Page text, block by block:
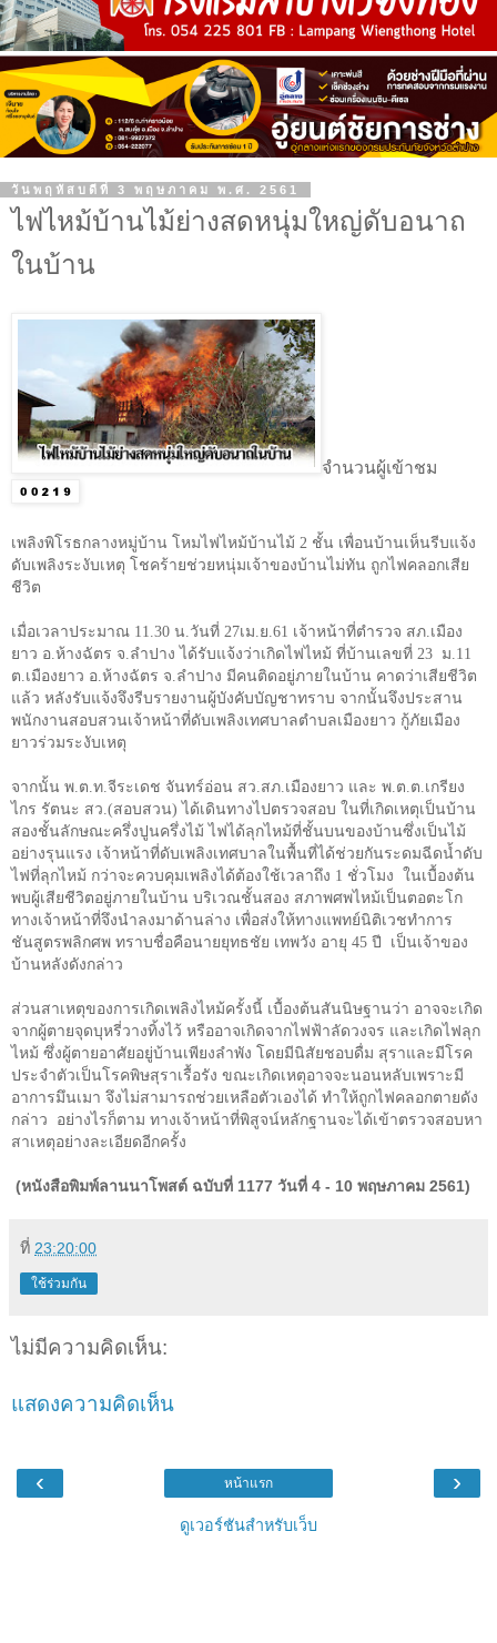
วันพฤหัสบดีที่ 3 พฤษภาคม พ.ศ. 2561
ไฟไหม้บ้านไม้ย่างสดหนุ่มใหญ่ดับอนาถ
ในบ้าน
จำนวนผู้เข้าชม
เพลิงพิโรธกลางหมู่บ้าน โหมไฟไหม้บ้านไม้ 2 ชั้น เพื่อนบ้านเห็นรีบแจ้ง
ดับเพลิงระงับเหตุ โชคร้ายช่วยหนุ่มเจ้าของบ้านไม่ทัน ถูกไฟคลอกเสีย
ชีวิต
เมื่อเวลาประมาณ 11.30 น.วันที่ 27เม.ย.61 เจ้าหน้าที่ตำรวจ สภ.เมือง
ยาว อ.ห้างฉัตร จ.ลำปาง ได้รับแจ้งว่าเกิดไฟไหม้ ที่บ้านเลขที่ 23 ม.11
ต.เมืองยาว อ.ห้างฉัตร จ.ลำปาง มีคนติดอยู่ภายในบ้าน คาดว่าเสียชีวิต
แล้ว หลังรับแจ้งจึงรีบรายงานผู้บังคับบัญชาทราบ จากนั้นจึงประสาน
พนักงานสอบสวนเจ้าหน้าที่ดับเพลิงเทศบาลตำบลเมืองยาว กู้ภัยเมือง
ยาวร่วมระงับเหตุ
จากนั้น พ.ต.ท.จีระเดช จันทร์อ่อน สว.สภ.เมืองยาว และ พ.ต.ต.เกรียง
ไกร รัตนะ สว.(สอบสวน) ได้เดินทางไปตรวจสอบ ในที่เกิดเหตุเป็นบ้าน
สองชั้นลักษณะครึ่งปูนครึ่งไม้ ไฟได้ลุกไหม้ที่ชั้นบนของบ้านซึ่งเป็นไม้
อย่างรุนแรง เจ้าหน้าที่ดับเพลิงเทศบาลในพื้นที่ได้ช่วยกันระดมฉีดน้ำดับ
ไฟที่ลุกไหม้ กว่าจะควบคุมเพลิงได้ต้องใช้เวลาถึง 1 ชั่วโมง
ในเบื้องต้น
พบผู้เสียชีวิตอยู่ภายในบ้าน บริเวณชั้นสอง สภาพศพไหม้เป็นตอตะโก
ทางเจ้าหน้าที่จึงนำลงมาด้านล่าง เพื่อส่งให้ทางแพทย์นิติเวชทำการ
ชันสูตรพลิกศพ ทราบชื่อคือนายยุทธชัย เทพวัง อายุ 45 ปี
เป็นเจ้าของ
บ้านหลังดังกล่าว
ส่วนสาเหตุของการเกิดเพลิงไหม้ครั้งนี้ เบื้องต้นสันนิษฐานว่า อาจจะเกิด
จากผู้ตายจุดบุหรี่วางทิ้งไว้ หรืออาจเกิดจากไฟฟ้าลัดวงจร และเกิดไฟลุก
ไหม้ ซึ่งผู้ตายอาศัยอยู่บ้านเพียงลำพัง โดยมีนิสัยชอบดื่ม สุราและมีโรค
ประจำตัวเป็นโรคพิษสุราเรื้อรัง ขณะเกิดเหตุอาจจะนอนหลับเพราะมี
อาการมึนเมา จึงไม่สามารถช่วยเหลือตัวเองได้ ทำให้ถูกไฟคลอกตายดัง
กล่าว
อย่างไรก็ตาม ทางเจ้าหน้าที่พิสูจน์หลักฐานจะได้เข้าตรวจสอบหา
สาเหตุอย่างละเอียดอีกครั้ง
(หนังสือพิมพ์ลานนาโพสต์ ฉบับที่ 1177 วันที่ 4 - 10 พฤษภาคม 2561)
ที่ 23:20:00
ใช้ร่วมกัน
ไม่มีความคิดเห็น:
แสดงความคิดเห็น
‹ ›
หน้าแรก
ดูเวอร์ชันสำหรับเว็บ